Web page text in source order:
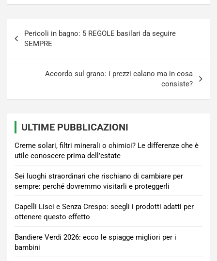
articoli
Pericoli in bagno: 5 REGOLE basilari da seguire
SEMPRE
Accordo sul grano: i prezzi calano ma in cosa
consiste?
ULTIME PUBBLICAZIONI
Creme solari, filtri minerali o chimici? Le differenze che è
utile conoscere prima dell’estate
Sei luoghi straordinari che rischiano di cambiare per
sempre: perché dovremmo visitarli e proteggerli
Capelli Lisci e Senza Crespo: scegli i prodotti adatti per
ottenere questo effetto
Bandiere Verdi 2026: ecco le spiagge migliori per i
bambini